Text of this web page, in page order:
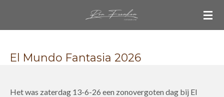
deEl Mundo Fantasia 2026
Het was zaterdag 13-6-26 een zonovergoten dag bij El